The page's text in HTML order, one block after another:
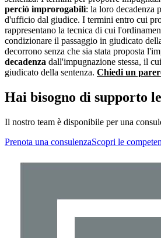
perciò improrogabili: la loro decadenza
d'ufficio dal giudice. I termini entro cui
rappresentano la tecnica di cui
condizionare il passaggio in giudicato
decorrono senza che sia stata proposta
decadenza dall'impugnazione stessa, il
giudicato della sentenza. Chiedi un
Hai bisogno di supporto
Il nostro team è disponibile per una
Prenota una consulenzaScopri le